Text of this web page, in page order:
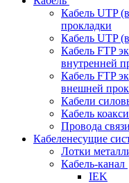
Кабель UTP
прокладки
Кабель UTP
Кабель FTP
внутренней
Кабель FTP
внешней
Кабели
Кабель
Провода
Кабеленесущие
Лотки
Кабель-канал
IEK